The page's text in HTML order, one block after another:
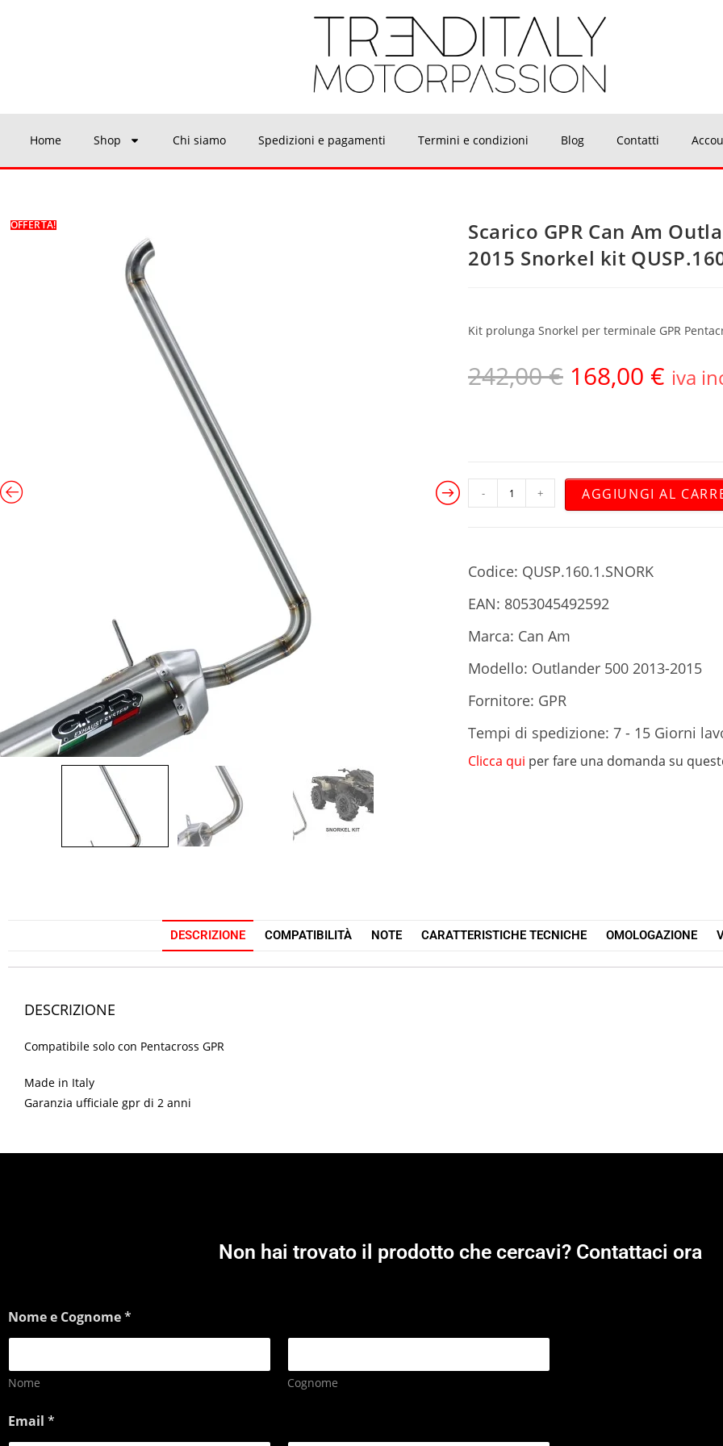
Home Shop Chi siamo Spedizioni e pagamenti Termini e condizioni Blog Contatti
OFFERTA!
Scarico GPR Can Am
2015 Snorkel kit
Kit prolunga Snorkel per terminale GPR
242,00€ 168,00 € iva
- + AGGIUNGI AL
Codice: QUSP.160.1.SNORK
EAN: 8053045492592
Marca: Can Am
Modello: Outlander 500 2013-2015
Fornitore: GPR
Tempi di spedizione: 7 - 15 Giorni
Clicca qui per fare una domanda su
DESCRIZIONE COMPATIBILITÀ NOTE CARATTERISTICHE TECNICHE OMOLOGAZIONE
DESCRIZIONE
Compatibile solo con Pentacross GPR
Made in Italy
Garanzia ufficiale gpr di 2 anni
Non hai trovato il prodotto che cercavi? Contattaci ora
Nome e Cognome*
Nome Cognome
Email *